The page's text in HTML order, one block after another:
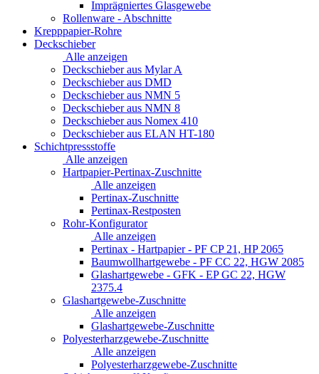
Imprägniertes Glasgewebe
Rollenware - Abschnitte
Krepppapier-Rohre
Deckschieber
Alle anzeigen
Deckschieber aus Mylar A
Deckschieber aus DMD
Deckschieber aus NMN 5
Deckschieber aus NMN 8
Deckschieber aus Nomex 410
Deckschieber aus ELAN HT-180
Schichtpressstoffe
Alle anzeigen
Hartpapier-Pertinax-Zuschnitte
Alle anzeigen
Pertinax-Zuschnitte
Pertinax-Restposten
Rohr-Konfigurator
Alle anzeigen
Pertinax - Hartpapier - PF CP 21, HP 2065
Baumwollhartgewebe - PF CC 22, HGW 2085
Glashartgewebe - GFK - EP GC 22, HGW
2375.4
Glashartgewebe-Zuschnitte
Alle anzeigen
Glashartgewebe-Zuschnitte
Polyesterharzgewebe-Zuschnitte
Alle anzeigen
Polyesterharzgewebe-Zuschnitte